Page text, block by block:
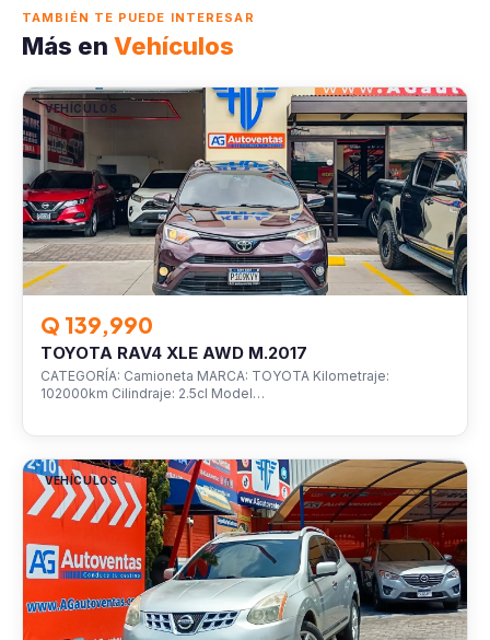
TAMBIÉN TE PUEDE INTERESAR
Más en Vehículos
VEHÍCULOS
Q 139,990
TOYOTA RAV4 XLE AWD M.2017
CATEGORÍA: Camioneta MARCA: TOYOTA Kilometraje:
102000km Cilindraje: 2.5cl Model…
VEHÍCULOS